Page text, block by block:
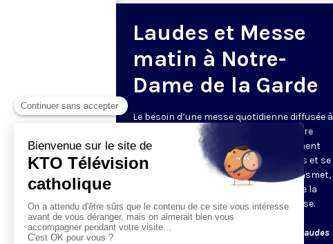
Laudes et Messe
matin à Notre-
Dame de la Garde
Le besoin d’une messe quotidienne diffusée à
la télévision a été exprimé d’une manière
encore plus forte pendant le confinement
dans de nombreux pays francophones et se
maintient depuis la reprise. KTO retransmet,
en direct de la basilique Notre-Dame de la
Garde, à Marseille, les laudes et la messe.
Le lundi à 7h25, la messe
Du mardi au samedi à 7h25, messe avec laudes